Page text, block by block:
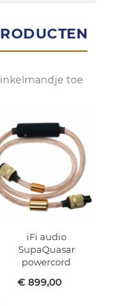
toe
iFi audio
SupaQuasar
powercord
€ 899,00
winkelmandje